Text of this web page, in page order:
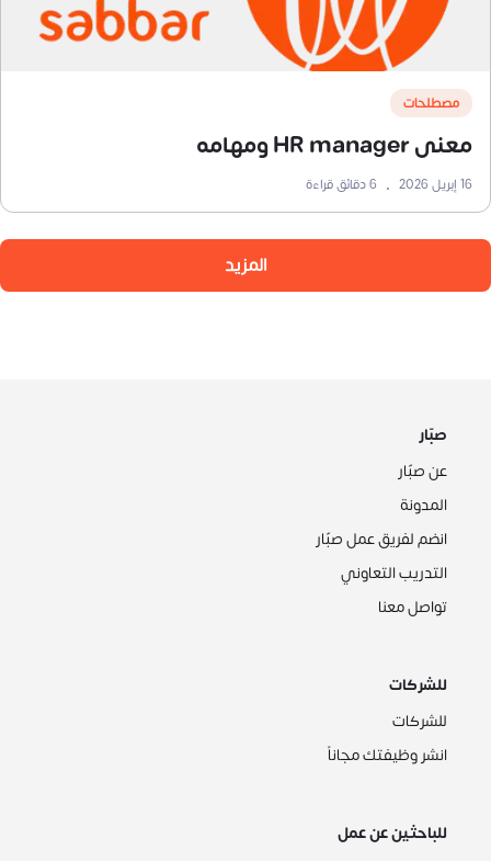
مصطلحات
معنى HR manager ومهامه
16 إبريل 2026 •
6دقائق قراءة
المزيد
صبّار
عن صبّار
المدونة
انضم لفريق عمل صبّار
التدريب التعاوني
تواصل معنا
للشركات
للشركات
انشر وظيفتك مجاناً
للباحثين عن عمل